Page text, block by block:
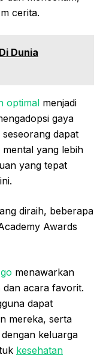
cerita.
Dunia
optimal menjadi
gaya
dapat
yang lebih
yang tepat
diraih, beberapa
Awards
menawarkan
dan acara favorit.
dapat
mereka, serta
keluarga
kesehatan